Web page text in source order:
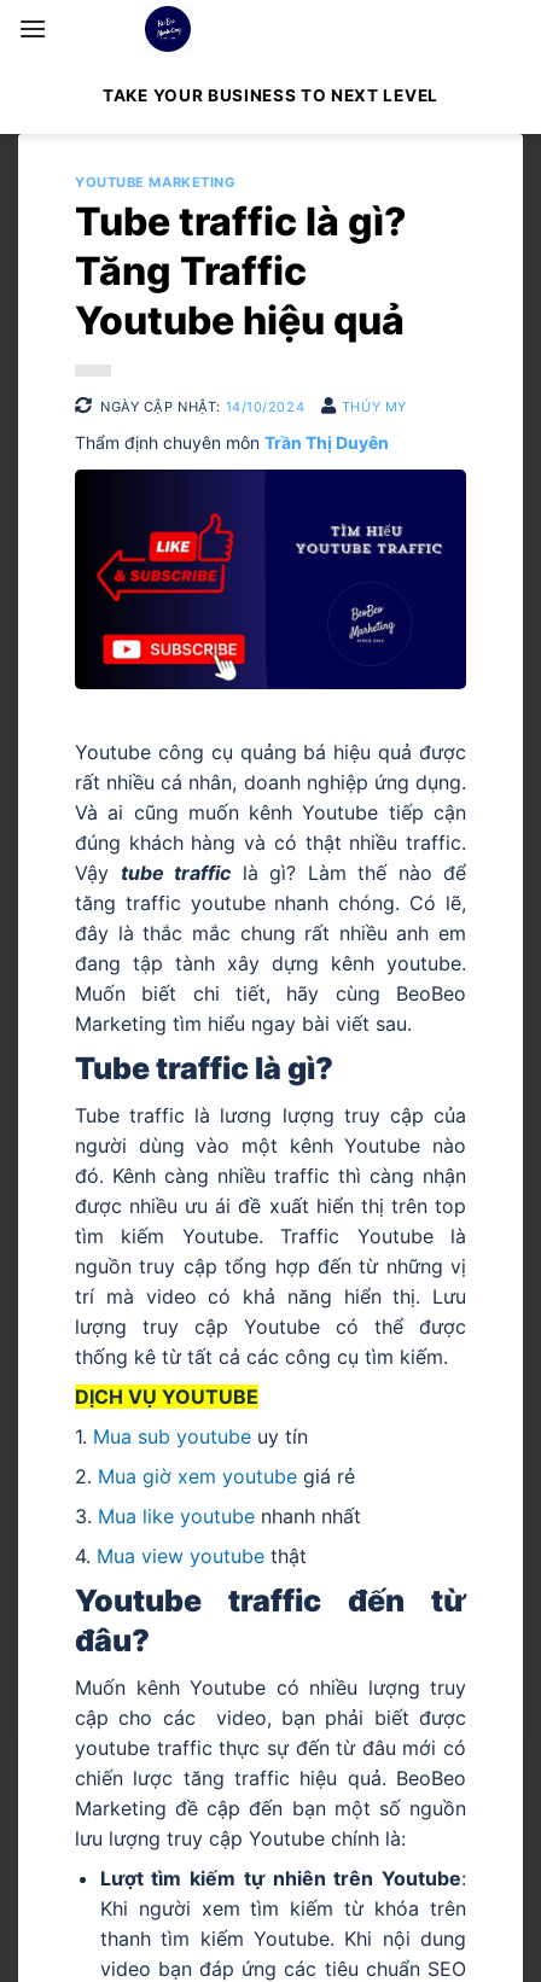
Bỏ
qua
TAKE YOUR BUSINESS TO NEXT LEVEL
YOUTUBE MARKETING
Tube traffic là gì?
Tăng Traffic
Youtube hiệu quả
NGÀY CẬP NHẬT: 14/10/2024 THÚY MY
Thẩm định chuyên môn Trần Thị Duyên
Youtube công cụ quảng bá hiệu quả được
rất nhiều cá nhân, doanh nghiệp ứng dụng.
Và ai cũng muốn kênh Youtube tiếp cận
đúng khách hàng và có thật nhiều traffic.
Vậy tube traffic là gì? Làm thế nào để
tăng traffic youtube nhanh chóng. Có lẽ,
đây là thắc mắc chung rất nhiều anh em
đang tập tành xây dựng kênh youtube.
Muốn biết chi tiết, hãy cùng BeoBeo
Marketing tìm hiểu ngay bài viết sau.
Tube traffic là gì?
Tube traffic là lương lượng truy cập của
người dùng vào một kênh Youtube nào
đó. Kênh càng nhiều traffic thì càng nhận
được nhiều ưu ái đề xuất hiển thị trên top
tìm kiếm Youtube. Traffic Youtube là
nguồn truy cập tổng hợp đến từ những vị
trí mà video có khả năng hiển thị. Lưu
lượng truy cập Youtube có thể được
thống kê từ tất cả các công cụ tìm kiếm.
DỊCH VỤ YOUTUBE
1. Mua sub youtube uy tín
2. Mua giờ xem youtube giá rẻ
3. Mua like youtube nhanh nhất
4. Mua view youtube thật
Youtube traffic đến từ
đâu?
Muốn kênh Youtube có nhiều lượng truy
cập cho các video, bạn phải biết được
youtube traffic thực sự đến từ đâu mới có
chiến lược tăng traffic hiệu quả. BeoBeo
Marketing đề cập đến bạn một số nguồn
lưu lượng truy cập Youtube chính là:
Lượt tìm kiếm tự nhiên trên Youtube:
Khi người xem tìm kiếm từ khóa trên
thanh tìm kiếm Youtube. Khi nội dung
video bạn đáp ứng các tiêu chuẩn SEO